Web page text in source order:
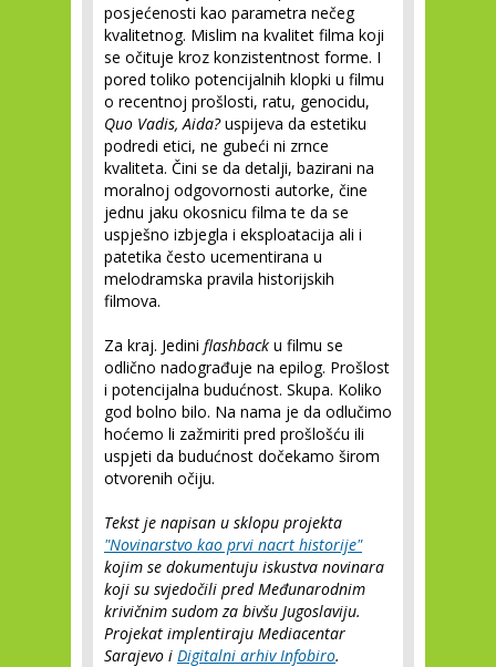
posjećenosti kao parametra nečeg
kvalitetnog. Mislim na kvalitet filma koji
se očituje kroz konzistentnost forme. I
pored toliko potencijalnih klopki u filmu
o recentnoj prošlosti, ratu, genocidu,
Quo Vadis, Aida?uspijeva da estetiku
podredi etici, ne gubeći ni zrnce
kvaliteta. Čini se da detalji, bazirani na
moralnoj odgovornosti autorke, čine
jednu jaku okosnicu filma te da se
uspješno izbjegla i eksploatacija ali i
patetika često ucementirana u
melodramska pravila historijskih
filmova.
Za kraj. Jedini flashback u filmu se
odlično nadograđuje na epilog. Prošlost
i potencijalna budućnost. Skupa. Koliko
god bolno bilo. Na nama je da odlučimo
hoćemo li zažmiriti pred prošlošću ili
uspjeti da budućnost dočekamo širom
otvorenih očiju.
Tekst je napisan u sklopu projekta
"Novinarstvo kao prvi nacrt historije"
kojim se dokumentuju iskustva novinara
koji su svjedočili pred Međunarodnim
krivičnim sudom za bivšu Jugoslaviju.
Projekat implentiraju Mediacentar
Sarajevo i Digitalni arhiv Infobiro.